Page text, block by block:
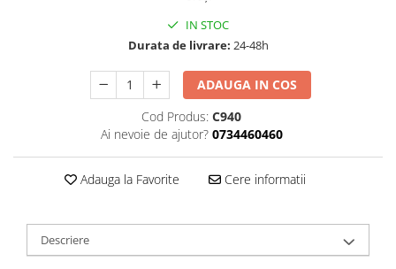
Acceleratoare & comenzi
Display-uri / ecrane
Senzori Hall
Baterii
Controlere & Conversoare DC/DC
IN STOC
Durata de livrare: 24-48h
ADAUGA IN COS
Cod Produs: C940
Ai nevoie de ajutor? 0734460460
Adauga la Favorite Cere informatii
Descriere